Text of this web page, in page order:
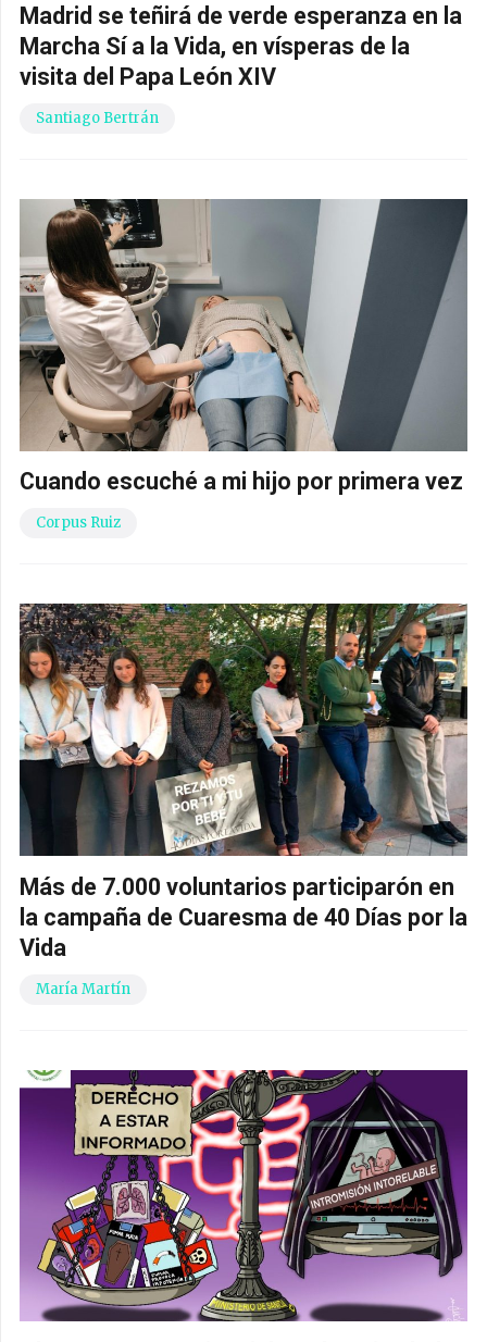
Madrid se teñirá de verde esperanza en la
Marcha Sí a la Vida, en vísperas de la
visita del Papa León XIV
Santiago Bertrán
Cuando escuché a mi hijo por primera vez
Corpus Ruiz
Más de 7.000 voluntarios participarón en
la campaña de Cuaresma de 40 Días por la
Vida
María Martín